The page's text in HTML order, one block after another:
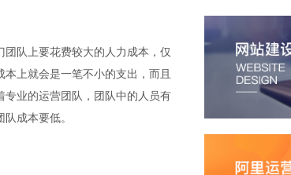
队上要花费较大的人力成本，仅
上就会是一笔不小的支出，而且
业的运营团队，团队中的人员有
成本要低。